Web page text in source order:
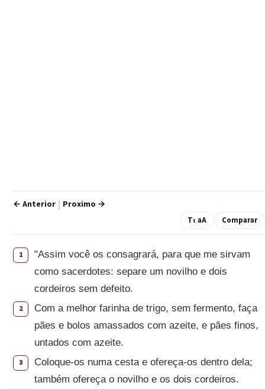
← Anterior Proximo →
Tt aA Comparar
1
"Assim você os consagrará, para que me sirvam
como sacerdotes: separe um novilho e dois
cordeiros sem defeito.
2
Com a melhor farinha de trigo, sem fermento, faça
pães e bolos amassados com azeite, e pães finos,
untados com azeite.
3
Coloque-os numa cesta e ofereça-os dentro dela;
também ofereça o novilho e os dois cordeiros.